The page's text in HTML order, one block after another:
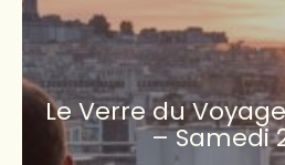
Le Verre du
– Samedi